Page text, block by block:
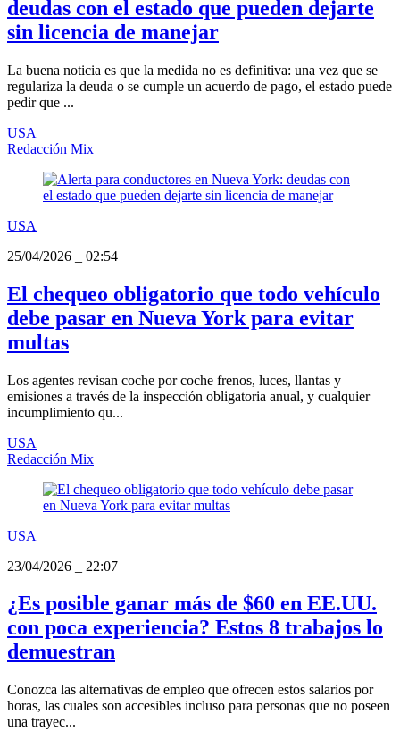
deudas con el estado que pueden dejarte
sin licencia de manejar
La buena noticia es que la medida no es definitiva: una vez que se
regulariza la deuda o se cumple un acuerdo de pago, el estado puede
pedir que ...
USA
Redacción Mix
USA
25/04/2026
02:54
El chequeo obligatorio que todo vehículo
debe pasar en Nueva York para evitar
multas
Los agentes revisan coche por coche frenos, luces, llantas y
emisiones a través de la inspección obligatoria anual, y cualquier
incumplimiento qu...
USA
Redacción Mix
USA
23/04/2026
22:07
¿Es posible ganar más de $60 en EE.UU.
con poca experiencia? Estos 8 trabajos lo
demuestran
Conozca las alternativas de empleo que ofrecen estos salarios por
horas, las cuales son accesibles incluso para personas que no poseen
una trayec...